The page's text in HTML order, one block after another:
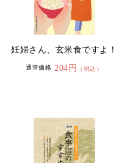
妊婦さん、玄米食ですよ！
通常価格 204円 （税込）